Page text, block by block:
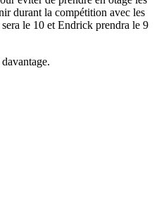
durant la compétition avec les
le 10 et Endrick prendra le 9